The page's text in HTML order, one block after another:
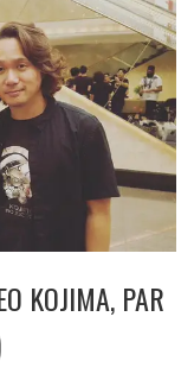
KOJIMA, PAR